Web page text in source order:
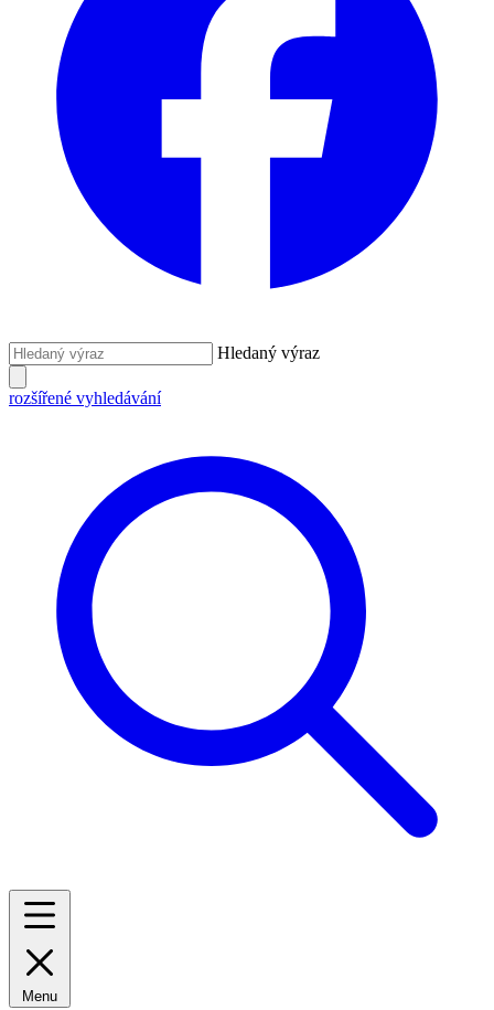
Hledaný výraz
rozšířené vyhledávání
Menu